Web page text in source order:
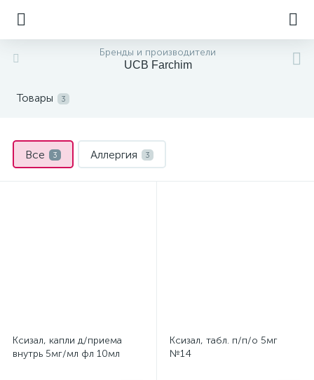
Бренды и производители
UCB Farchim
Товары 3
Все 3 Аллергия 3
Ксизал, капли д/приема
внутрь 5мг/мл фл 10мл
Ксизал, табл. п/п/о 5мг
№14